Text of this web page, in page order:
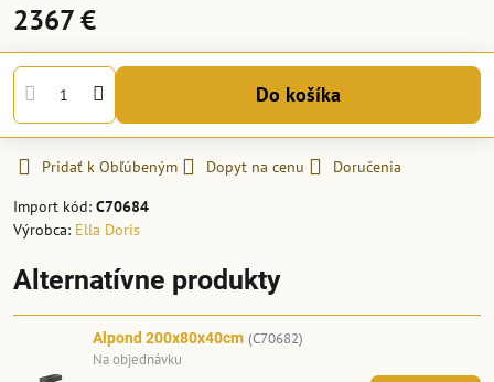
2367 €
Do košíka
Pridať k Obľúbeným Dopyt na cenu
Doručenia
Import kód: C70684
Výrobca: Ella Doris
Alternatívne produkty
Alpond 200x80x40cm (C70682)
Na objednávku